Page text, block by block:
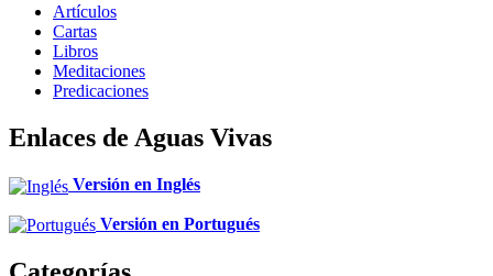
Artículos
Cartas
Libros
Meditaciones
Predicaciones
Enlaces de Aguas Vivas
Versión en Inglés
Versión en Portugués